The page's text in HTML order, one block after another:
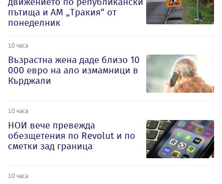
пътища и АМ „Тракия“ от
понеделник
10 часа
Възрастна жена даде близо 10
000 евро на ало измамници в
Кърджали
10 часа
НОИ вече превежда
обезщетения по Revolut и по
сметки зад граница
10 часа